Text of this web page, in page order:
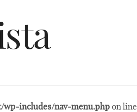
wp-includes/nav-menu.phpon line